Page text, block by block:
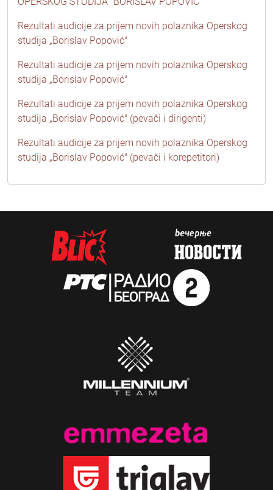
Rezultati audicije za prijem novih polaznika Operskog
studija „Borislav Popović"
Rezultati audicije za prijem novih polaznika Operskog
studija „Borislav Popović"
Rezultati audicije za prijem novih polaznika Operskog
studija „Borislav Popović" (pevači i dirigenti)
Rezultati audicije za prijem novih polaznika Operskog
studija „Borislav Popović" (pevači i korepetitori)